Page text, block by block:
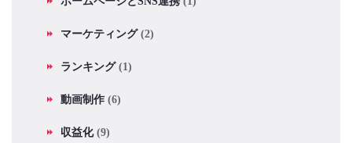
マーケティング(2)
ランキング(1)
動画制作 (6)
収益化(9)